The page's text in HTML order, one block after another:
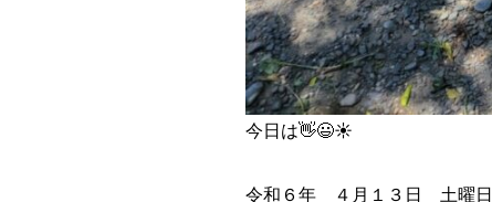
今日は👋😃☀️
令和６年 ４月１３日 土曜日